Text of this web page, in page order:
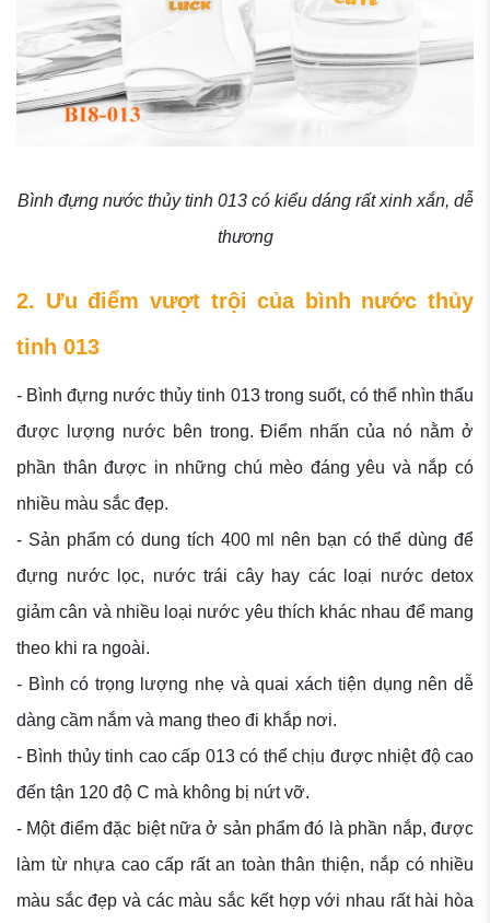
Bình đựng nước thủy tinh 013 có kiểu dáng rất xinh xắn, dễ
thương
2. Ưu điểm vượt trội của bình nước thủy
tinh 013
- Bình đựng nước thủy tinh 013 trong suốt, có thể nhìn thấu
được lượng nước bên trong. Điểm nhấn của nó nằm ở
phần thân được in những chú mèo đáng yêu và nắp có
nhiều màu sắc đẹp.
- Sản phẩm có dung tích 400 ml nên bạn có thể dùng để
đựng nước lọc, nước trái cây hay các loại nước detox
giảm cân và nhiều loại nước yêu thích khác nhau để mang
theo khi ra ngoài.
- Bình có trọng lượng nhẹ và quai xách tiện dụng nên dễ
dàng cầm nắm và mang theo đi khắp nơi.
- Bình thủy tinh cao cấp 013 có thể chịu được nhiệt độ cao
đến tận 120 độ C mà không bị nứt vỡ.
- Một điểm đặc biệt nữa ở sản phẩm đó là phần nắp, được
làm từ nhựa cao cấp rất an toàn thân thiện, nắp có nhiều
màu sắc đẹp và các màu sắc kết hợp với nhau rất hài hòa